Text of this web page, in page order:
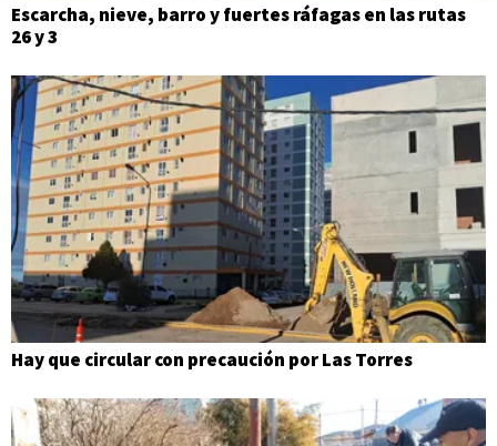
Escarcha, nieve, barro y fuertes ráfagas en las rutas
26 y 3
Hay que circular con precaución por Las Torres